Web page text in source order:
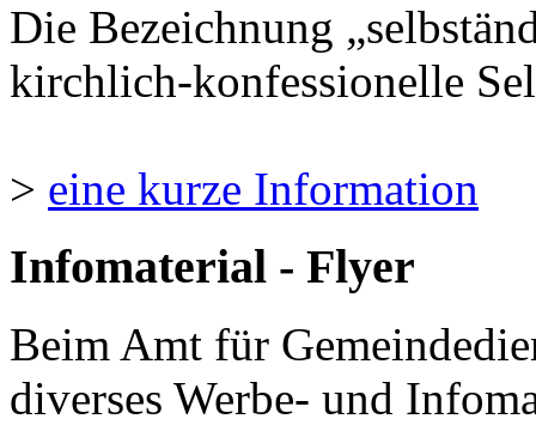
Die Bezeichnung
kirchlich-konfessionelle
> eine kurze Information
Infomaterial - Flyer
Beim Amt für
diverses Werbe- und